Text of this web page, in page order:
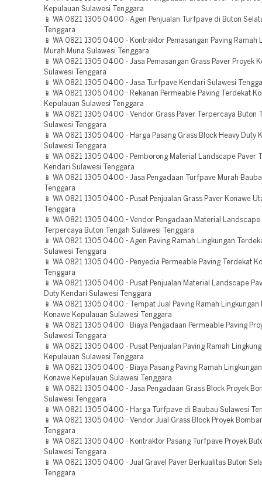
Kepulauan Sulawesi Tenggara
📱 WA 0821 1305 0400 - Agen Penjualan Turfpave di Buton
Tenggara
📱 WA 0821 1305 0400 - Kontraktor Pemasangan Paving Ramah
Murah Muna Sulawesi Tenggara
📱 WA 0821 1305 0400 - Jasa Pemasangan Grass Paver Proyek
Sulawesi Tenggara
📱 WA 0821 1305 0400 - Jasa Turfpave Kendari Sulawesi
📱 WA 0821 1305 0400 - Rekanan Permeable Paving Terdekat
Kepulauan Sulawesi Tenggara
📱 WA 0821 1305 0400 - Vendor Grass Paver Terpercaya Buton
Sulawesi Tenggara
📱 WA 0821 1305 0400 - Harga Pasang Grass Block Heavy Duty
Sulawesi Tenggara
📱 WA 0821 1305 0400 - Pemborong Material Landscape Paver
Kendari Sulawesi Tenggara
📱 WA 0821 1305 0400 - Jasa Pengadaan Turfpave Murah
Tenggara
📱 WA 0821 1305 0400 - Pusat Penjualan Grass Paver Konawe
Tenggara
📱 WA 0821 1305 0400 - Vendor Pengadaan Material Landscape
Terpercaya Buton Tengah Sulawesi Tenggara
📱 WA 0821 1305 0400 - Agen Paving Ramah Lingkungan
Sulawesi Tenggara
📱 WA 0821 1305 0400 - Penyedia Permeable Paving Terdekat
Tenggara
📱 WA 0821 1305 0400 - Pusat Penjualan Material Landscape
Duty Kendari Sulawesi Tenggara
📱 WA 0821 1305 0400 - Tempat Jual Paving Ramah Lingkungan
Konawe Kepulauan Sulawesi Tenggara
📱 WA 0821 1305 0400 - Biaya Pengadaan Permeable Paving
Sulawesi Tenggara
📱 WA 0821 1305 0400 - Pusat Penjualan Paving Ramah
Kepulauan Sulawesi Tenggara
📱 WA 0821 1305 0400 - Biaya Pasang Paving Ramah
Konawe Kepulauan Sulawesi Tenggara
📱 WA 0821 1305 0400 - Jasa Pengadaan Grass Block Proyek
Sulawesi Tenggara
📱 WA 0821 1305 0400 - Harga Turfpave di Baubau Sulawesi
📱 WA 0821 1305 0400 - Vendor Jual Grass Block Proyek
Tenggara
📱 WA 0821 1305 0400 - Kontraktor Pasang Turfpave Proyek
Sulawesi Tenggara
📱 WA 0821 1305 0400 - Jual Gravel Paver Berkualitas Buton
Tenggara